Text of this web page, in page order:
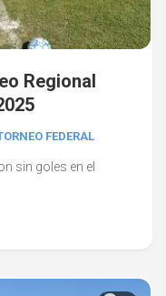
Regional
FEDERAL
sin goles en el